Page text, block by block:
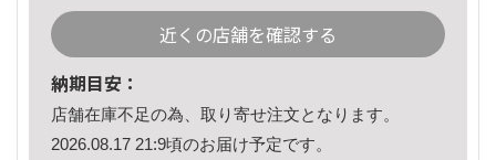
近くの店舗を確認する
納期目安：
店舗在庫不足の為、取り寄せ注文となります。
2026.08.17 21:9頃のお届け予定です。